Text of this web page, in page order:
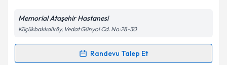
Memorial Ataşehir Hastanesi
Küçükbakkalköy, Vedat Günyol Cd. No:28-30
Randevu Talep Et
Randevu Takvimi Talebi